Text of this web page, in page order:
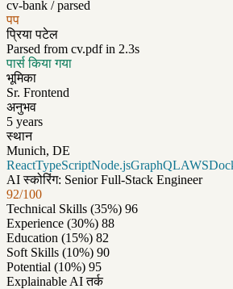
cv-bank / parsed
पप
प्रिया पटेल
Parsed from cv.pdf in 2.3s
पार्स किया गया
भूमिका
Sr. Frontend
अनुभव
5 years
स्थान
Munich, DE
ReactTypeScriptNode.jsGraphQLAWS
AI स्कोरिंग: Senior Full-Stack Engineer
92/100
Technical Skills (35%) 96
Experience (30%) 88
Education (15%) 82
Soft Skills (10%) 90
Potential (10%) 95
Explainable AI तर्क